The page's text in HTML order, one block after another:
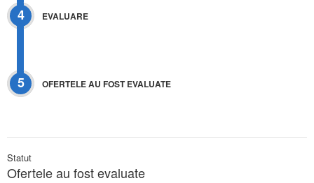
4 EVALUARE
5 OFERTELE AU FOST EVALUATE
Statut
Ofertele au fost evaluate